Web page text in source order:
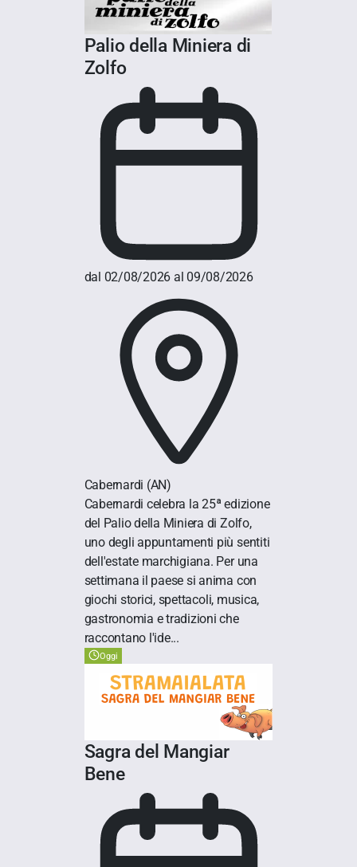
Palio della Miniera di
Zolfo
dal 02/08/2026 al 09/08/2026
Cabernardi (AN)
Cabernardi celebra la 25ª edizione
del Palio della Miniera di Zolfo,
uno degli appuntamenti più sentiti
dell'estate marchigiana. Per una
settimana il paese si anima con
giochi storici, spettacoli, musica,
gastronomia e tradizioni che
raccontano l'ide...
Oggi
Sagra del Mangiar
Bene